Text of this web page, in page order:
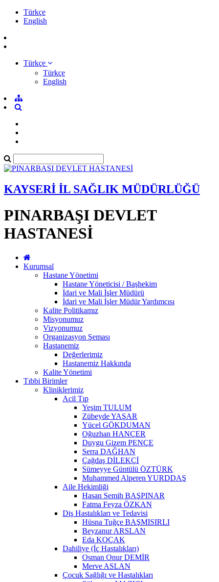
Türkçe
English
Türkçe
Türkçe
English
KAYSERİ İL SAĞLIK MÜDÜRLÜĞÜ
PINARBAŞI DEVLET
HASTANESİ
Kurumsal
Hastane Yönetimi
Hastane Yöneticisi / Başhekim
İdari ve Mali İşler Müdürü
İdari ve Mali İşler Müdür Yardımcısı
Kalite Politikamız
Misyonumuz
Vizyonumuz
Organizasyon Şeması
Hastanemiz
Değerlerimiz
Hastanemiz Hakkında
Kalite Yönetimi
Tıbbi Birimler
Kliniklerimiz
Acil Tıp
Yeşim TULUM
Zübeyde YAŞAR
Yücel GÖKDUMAN
Oğuzhan HANÇER
Duygu Gizem PENÇE
Serra DAĞHAN
Çağdaş DİLEKÇİ
Sümeyye Güntülü ÖZTÜRK
Muhammed Alperen YURDDAŞ
Aile Hekimliği
Hasan Semih BAŞPINAR
Fatma Feyza ÖZKAN
Diş Hastalıkları ve Tedavisi
Hüsna Tuğçe BAŞMISIRLI
Beyzanur ARSLAN
Eda KOÇAK
Dahiliye (İç Hastalıkları)
Osman Onur DEMİR
Merve ASLAN
Çocuk Sağlığı ve Hastalıkları